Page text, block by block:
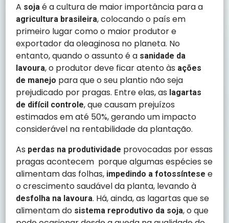
A soja é a cultura de maior importância para a
agricultura brasileira, colocando o país em
primeiro lugar como o maior produtor e
exportador da oleaginosa no planeta. No
entanto, quando o assunto é a sanidade da
lavoura, o produtor deve ficar atento às ações
de manejo para que o seu plantio não seja
prejudicado por pragas. Entre elas, as lagartas
de difícil controle, que causam prejuízos
estimados em até 50%, gerando um impacto
considerável na rentabilidade da plantação.
As perdas na produtividade provocadas por essas
pragas acontecem porque algumas espécies se
alimentam das folhas, impedindo a fotossíntese e
o crescimento saudável da planta, levando à
desfolha na lavoura. Há, ainda, as lagartas que se
alimentam do sistema reprodutivo da soja, o que